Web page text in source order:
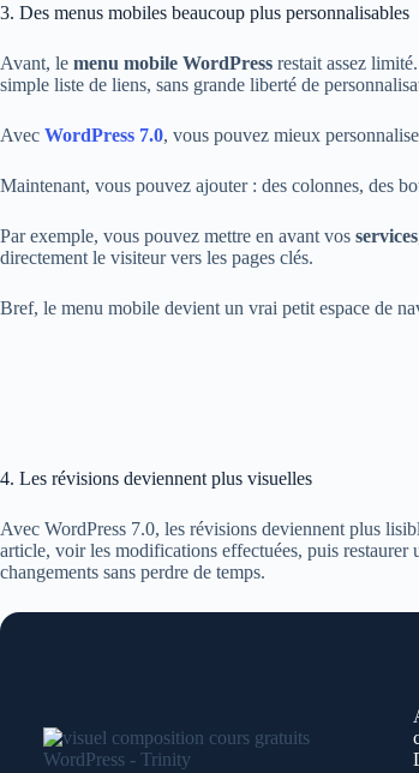
3. Des menus mobiles beaucoup plus personnalisables
Avant, le menu mobile WordPress restait assez
simple liste de liens, sans grande liberté de
Avec WordPress 7.0, vous pouvez mieux
Maintenant, vous pouvez ajouter : des colonnes, des
Par exemple, vous pouvez mettre en avant vos services
directement le visiteur vers les pages clés.
Bref, le menu mobile devient un vrai petit espace de
4. Les révisions deviennent plus visuelles
Avec WordPress 7.0, les révisions deviennent plus
article, voir les modifications effectuées, puis
changements sans perdre de temps.